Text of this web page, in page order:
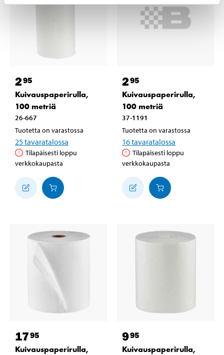
295
Kuivauspaperirulla,
100 metriä
26-667
Tuotetta on varastossa
25tavaratalossa
Tilapäisesti loppu
verkkokaupasta
295
Kuivauspaperirulla,
100 metriä
37-1191
Tuotetta on varastossa
16tavaratalossa
Tilapäisesti loppu
verkkokaupasta
1795
Kuivauspaperirulla,
995
Kuivauspaperirulla,